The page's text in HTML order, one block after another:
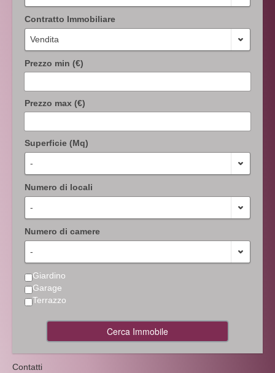
Contratto Immobiliare
Vendita
Prezzo min (€)
Prezzo max (€)
Superficie (Mq)
-
Numero di locali
-
Numero di camere
-
Giardino
Garage
Terrazzo
Cerca Immobile
Contatti